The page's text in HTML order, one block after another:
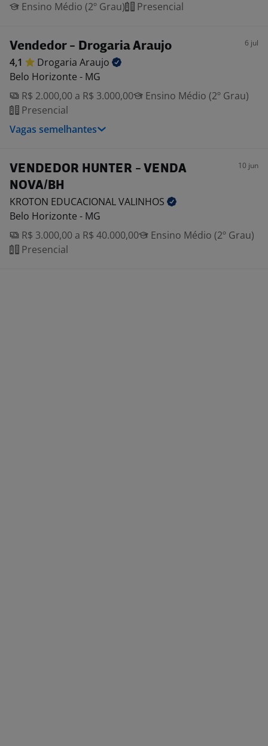
Ensino Médio (2º Grau) Presencial
Vendedor - Drogaria Araujo 6 jul
4,1 Drogaria Araujo
Belo Horizonte - MG
R$ 2.000,00 a R$ 3.000,00
Ensino Médio (2º Grau)
Presencial
Vagas semelhantes
VENDEDOR HUNTER - VENDA
NOVA/BH
10 jun
KROTON EDUCACIONALVALINHOS
Belo Horizonte - MG
R$ 3.000,00 a R$ 40.000,00
Ensino Médio (2º Grau)
Presencial